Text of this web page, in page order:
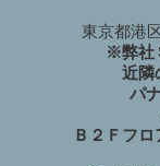
東京都港
※弊社
近隣
パ
Ｂ２Ｆフロ